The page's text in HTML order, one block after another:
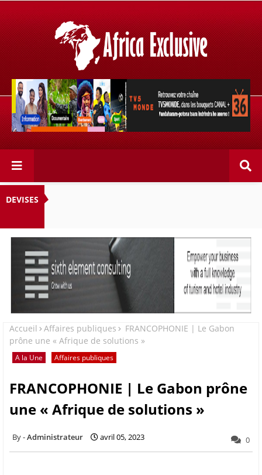
Retrouvez votre chaîne @TV5MONDE, dans les bouquets
CANAL+ 36 . Fandaharam-potoana tsara indrindra ho
anareo!
DEVISES
Accueil Affaires publiques
FRANCOPHONIE | Le Gabon
prône une « Afrique de solutions »
A la Une Affaires publiques
FRANCOPHONIE | Le Gabon prône
une « Afrique de solutions »
Administrateur avril 05, 2023 0